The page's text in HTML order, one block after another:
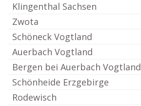
Klingenthal Sachsen
Zwota
Schöneck Vogtland
Auerbach Vogtland
Bergen bei Auerbach Vogtland
Schönheide Erzgebirge
Rodewisch